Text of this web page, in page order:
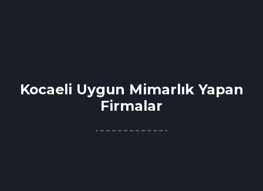
Kocaeli Uygun Mimarlık Yapan
Firmalar